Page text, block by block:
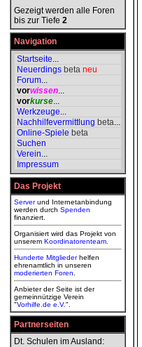
Gezeigt werden alle Foren
bis zur Tiefe 2
Navigation
Startseite...
Neuerdings beta neu
Forum...
vorwissen...
vorkurse...
Werkzeuge...
Nachhilfevermittlung beta...
Online-Spiele beta
Suchen
Verein...
Impressum
Das Projekt
Serverund Internetanbindung
werden durch Spenden
finanziert.
Organisiert wird das Projekt von
unserem Koordinatorenteam
Hunderte Mitgliederhelfen
ehrenamtlich in unseren
moderierten Foren
Anbieter der Seite ist der
gemeinnützige Verein
"Vorhilfe.de e.V.".
Partnerseiten
Dt. Schulen im Ausland: